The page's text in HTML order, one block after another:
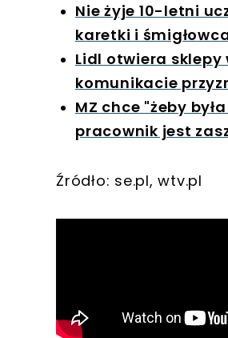
Nie żyje 10-letni
karetki i śmigłowca
Lidl otwiera
komunikacie
MZ chce "żeby
pracownik jest
Źródło: se.pl, wtv.pl